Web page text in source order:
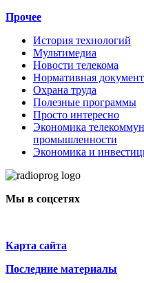
Прочее
История технологий
Мультимедиа
Новости телекома
Нормативная
Охрана труда
Полезные программы
Просто интересно
Экономика
промышленности
Экономика и
Мы в соцсетях
Карта сайта
Последние материалы